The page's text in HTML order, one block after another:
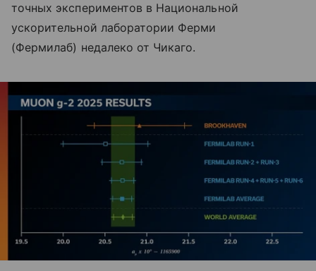
точных экспериментов в Национальной
ускорительной лаборатории Ферми
(Фермилаб) недалеко от Чикаго.